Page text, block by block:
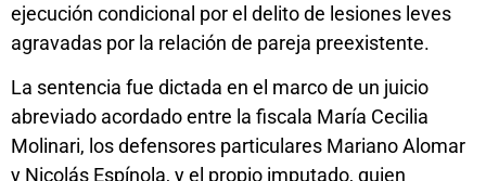
ejecución condicional por el delito de lesiones leves
agravadas por la relación de pareja preexistente.
La sentencia fue dictada en el marco de un juicio
abreviado acordado entre la fiscala María Cecilia
Molinari, los defensores particulares Mariano Alomar
y Nicolás Espínola, y el propio imputado, quien